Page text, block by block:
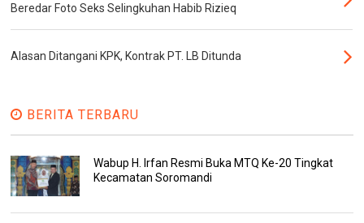
Beredar Foto Seks Selingkuhan Habib Rizieq
Alasan Ditangani KPK, Kontrak PT. LB Ditunda
BERITA TERBARU
Wabup H. Irfan Resmi Buka MTQ Ke-20 Tingkat
Kecamatan Soromandi